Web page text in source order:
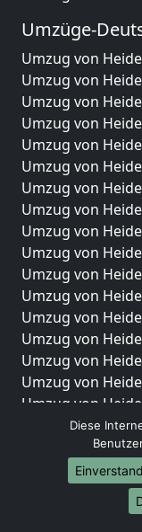
Umzüge-
Umzug von
Umzug von
Umzug von
Umzug von
Umzug von
Umzug von
Umzug von
Umzug von
Umzug von
Umzug von
Umzug von
Umzug von
Umzug von
Umzug von
Umzug von
Umzug von
Umzug von
Umzug von
Umzug von
Umzug von
Diese